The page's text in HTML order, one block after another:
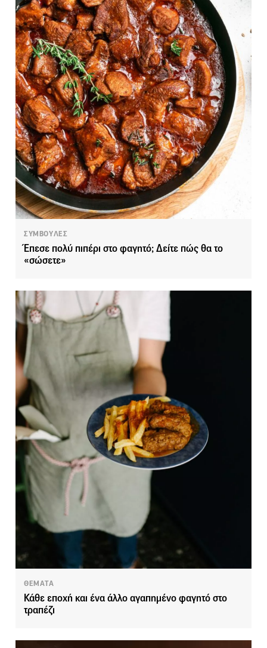
ΣΥΜΒΟΥΛΕΣ
Έπεσε πολύ πιπέρι στο φαγητό; Δείτε πώς θα το
«σώσετε»
ΘΕΜΑΤΑ
Κάθε εποχή και ένα άλλο αγαπημένο φαγητό στο
τραπέζι